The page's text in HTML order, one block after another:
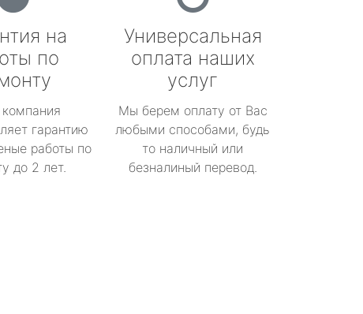
на
по
гарантию
работы по
до 2 лет.
Универсальная
оплата наших
услуг
Мы берем оплату от Вас
любыми способами, будь
то наличный или
безналиный перевод.